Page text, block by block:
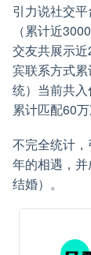
引力说社交
（累计近
交友共展示
宾联系方式
统）当前共
累计匹配60万
不完全统计
年的相遇，
结婚）。